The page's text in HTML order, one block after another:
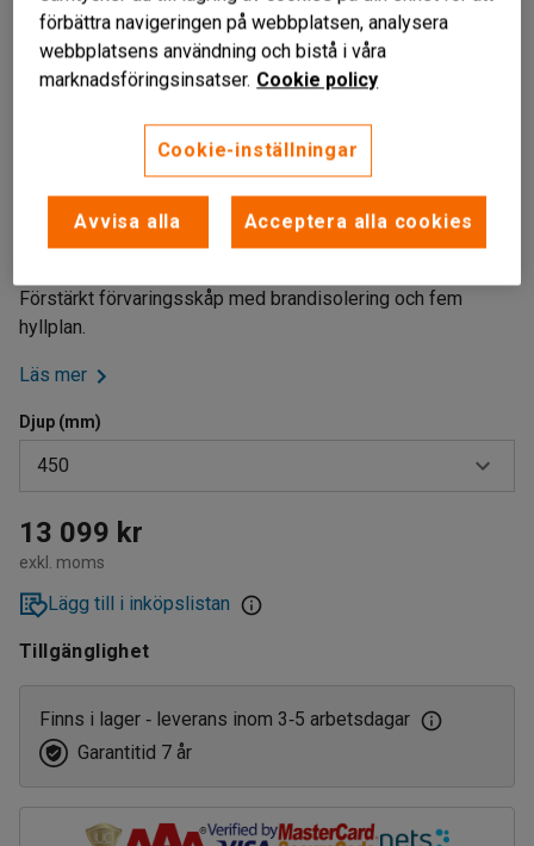
Brandisolerat
Flamsäkert pulverlack
Lås med två nycklar
Förstärkt förvaringsskåp med brandisolering och fem
hyllplan.
Läs mer
Djup (mm)
450
450
600
13 099 kr
exkl. moms
Lägg till i inköpslistan
Tillgänglighet
Finns i lager ‑ leverans inom 3‑5 arbetsdagar
Garantitid 7 år
förbättra navigeringen på webbplatsen, analysera
webbplatsens användning och bistå i våra
marknadsföringsinsatser. Cookie policy
Cookie-inställningar
Avvisa alla Acceptera alla cookies